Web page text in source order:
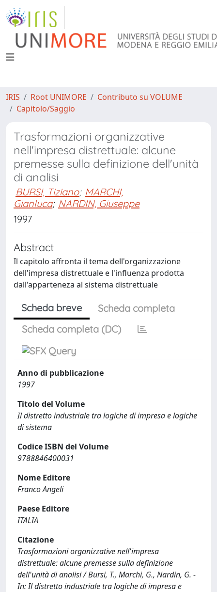
IRIS Root UNIMORE
Contributo su VOLUME
Capitolo/Saggio
Trasformazioni organizzative
nell'impresa distrettuale: alcune
premesse sulla definizione dell'unità
di analisi
BURSI, Tiziano; MARCHI,
Gianluca; NARDIN, Giuseppe
1997
Abstract
Il capitolo affronta il tema dell'organizzazione
dell'impresa distrettuale e l'influenza prodotta
dall'apparteneza al sistema distrettuale
Scheda breve
Scheda completa
Scheda completa (DC)
Anno di pubblicazione
1997
Titolo del Volume
Il distretto industriale tra logiche di impresa e logiche
di sistema
Codice ISBN del Volume
9788846400031
Nome Editore
Franco Angeli
Paese Editore
ITALIA
Citazione
Trasformazioni organizzative nell'impresa
distrettuale: alcune premesse sulla definizione
dell'unità di analisi / Bursi, T., Marchi, G., Nardin, G. -
In: Il distretto industriale tra logiche di impresa e